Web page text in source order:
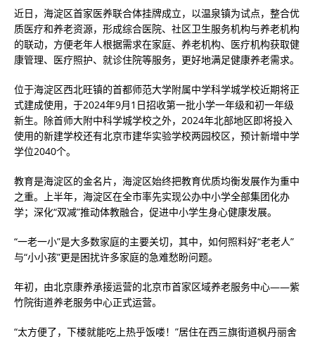
近日，海淀区首家医养联合体挂牌成立，以温泉镇为试点，整合优
质医疗和养老资源，形成综合医院、社区卫生服务机构与养老机构
的联动，方便老年人根据需求在家庭、养老机构、医疗机构获取健
康管理、医疗照护、就诊住院等服务，更好地满足健康养老需求。
位于海淀区西北旺镇的首都师范大学附属中学科学城学校近期将正
式建成使用，于2024年9月1日招收第一批小学一年级和初一年级
新生。除首师大附中科学城学校之外，2024年北部地区即将投入
使用的新建学校还有北京市建华实验学校两园校区，预计新增中学
学位2040个。
教育是海淀区的金名片，海淀区始终把教育优质均衡发展作为重中
之重。上半年，海淀区在全市率先实现公办中小学全部集团化办
学；深化“双减”推动体教融合，促进中小学生身心健康发展。
“一老一小”是大多数家庭的主要关切，其中，如何照料好“老老人”
与“小小孩”更是困扰许多家庭的急难愁盼问题。
年初，由北京康养承接运营的北京市首家区域养老服务中心——紫
竹院街道养老服务中心正式运营。
“太方便了，下楼就能吃上热乎饭喽！”居住在西三旗街道枫丹丽舍